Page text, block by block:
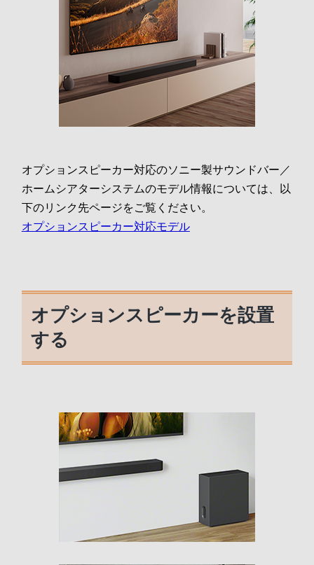
オプションスピーカー対応のソニー製サウンドバー／
ホームシアターシステムのモデル情報については、以
下のリンク先ページをご覧ください。
オプションスピーカー対応モデル
オプションスピーカーを設置
する